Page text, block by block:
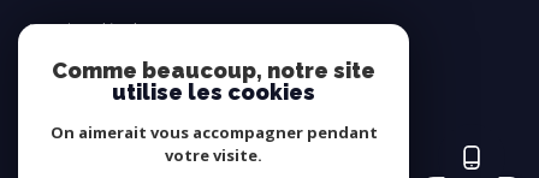
Mentions légales
Comme beaucoup, notre site
utilise les cookies
On aimerait vous accompagner pendant
votre visite.